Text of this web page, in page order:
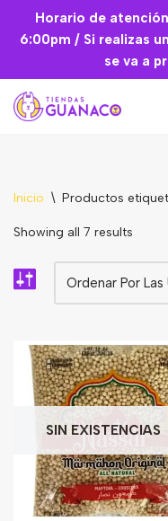
Saltar
contenido
Horario de
6:00pm / Si realizas
se va a
Mascarilla facial
Básicos de Cocina
Granos
Harinas
Edulcorante
Enlatados
Inicio \ Productos
Showing all 7 results
SIN EXISTENCIAS